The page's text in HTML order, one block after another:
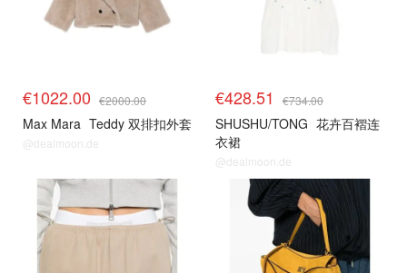
€1022.00 €2000.00
Max Mara Teddy 双排扣外套
@dealmoon.de
€428.51 €734.00
SHUSHU/TONG 花卉百褶连
衣裙
@dealmoon.de